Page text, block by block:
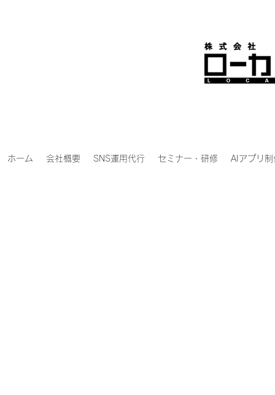
ホーム 会社概要 SNS運用代行 セミナー・研修 AIアプリ制